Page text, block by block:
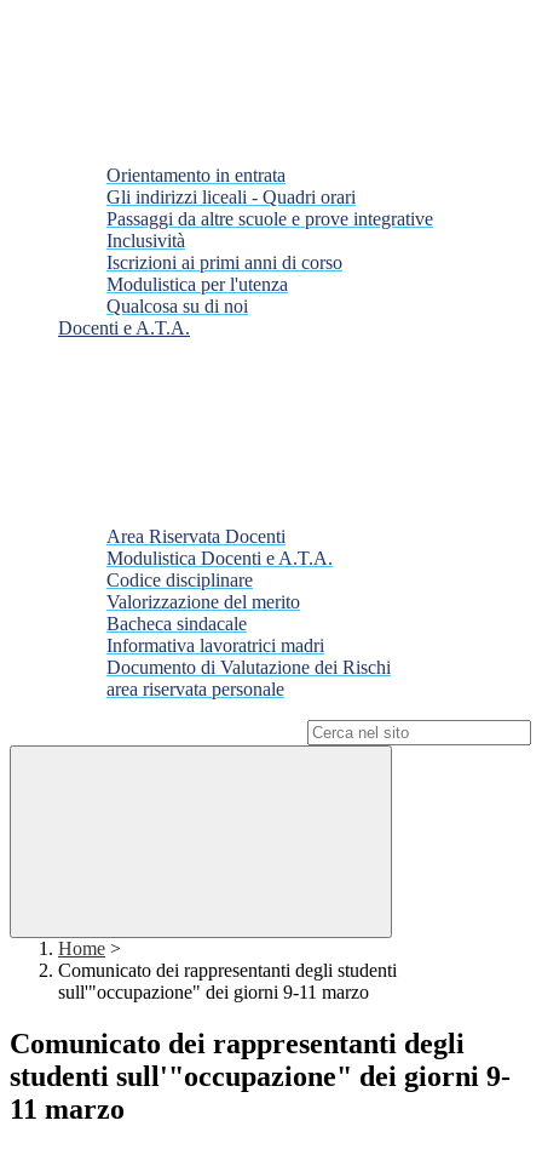
Orientamento in entrata
Gli indirizzi liceali - Quadri orari
Passaggi da altre scuole e prove integrative
Inclusività
Iscrizioni ai primi anni di corso
Modulistica per l'utenza
Qualcosa su di noi
Docenti e A.T.A.
Area Riservata Docenti
Modulistica Docenti e A.T.A.
Codice disciplinare
Valorizzazione del merito
Bacheca sindacale
Informativa lavoratrici madri
Documento di Valutazione dei Rischi
area riservata personale
Home >
Comunicato dei rappresentanti degli studenti
sull'"occupazione" dei giorni 9-11 marzo
Comunicato dei rappresentanti degli
studenti sull'"occupazione" dei giorni 9-
11 marzo